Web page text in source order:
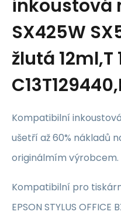
inkoustová
SX425W
žlutá 12ml,T
Kompatibilní
ušetří až 60% nákladů
originálmím
Kompatibilní pro
EPSON STYLUS OFFICE